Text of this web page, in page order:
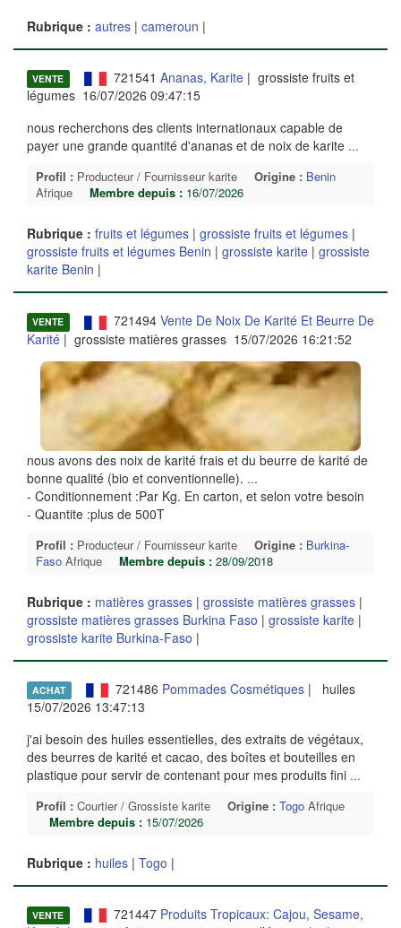
Rubrique : autres | cameroun |
VENTE 721541 Ananas, Karite| grossiste fruits et
légumes 16/07/2026 09:47:15
nous recherchons des clients internationaux capable de
payer une grande quantité d'ananas et de noix de karite ...
Profil : Producteur / Fournisseur karite Origine : Benin
Afrique
Membre depuis : 16/07/2026
Rubrique : fruits et légumes | grossiste fruits et légumes |
grossiste fruits et légumes Benin | grossiste karite | grossiste
karite Benin |
VENTE 721494 Vente De Noix De Karité Et Beurre De
Karité | grossiste matières grasses 15/07/2026 16:21:52
nous avons des noix de karité frais et du beurre de karité de
bonne qualité (bio et conventionnelle). ...
- Conditionnement :Par Kg. En carton, et selon votre besoin
- Quantite :plus de 500T
Profil : Producteur / Fournisseur karite Origine : Burkina-
Faso Afrique Membre depuis : 28/09/2018
Rubrique : matières grasses | grossiste matières grasses |
grossiste matières grasses Burkina Faso | grossiste karite |
grossiste karite Burkina-Faso |
ACHAT 721486 Pommades Cosmétiques| huiles
15/07/2026 13:47:13
j'ai besoin des huiles essentielles, des extraits de végétaux,
des beurres de karité et cacao, des boîtes et bouteilles en
plastique pour servir de contenant pour mes produits fini ...
Profil : Courtier / Grossiste karite Origine : Togo Afrique
Membre depuis : 15/07/2026
Rubrique : huiles | Togo |
VENTE 721447 Produits Tropicaux: Cajou, Sesame,